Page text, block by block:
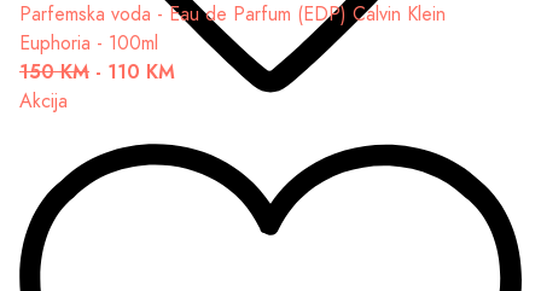
Parfemska voda - Eau de Parfum (EDP) Calvin Klein
Euphoria - 100ml
150 KM - 110 KM
Akcija